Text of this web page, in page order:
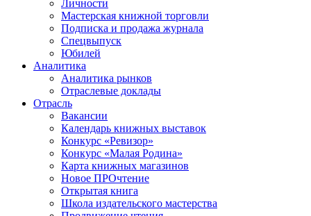
Личности
Мастерская книжной торговли
Подписка и продажа журнала
Спецвыпуск
Юбилей
Аналитика
Аналитика рынков
Отраслевые доклады
Отрасль
Вакансии
Календарь книжных выставок
Конкурс «Ревизор»
Конкурс «Малая Родина»
Карта книжных магазинов
Новое ПРОчтение
Открытая книга
Школа издательского мастерства